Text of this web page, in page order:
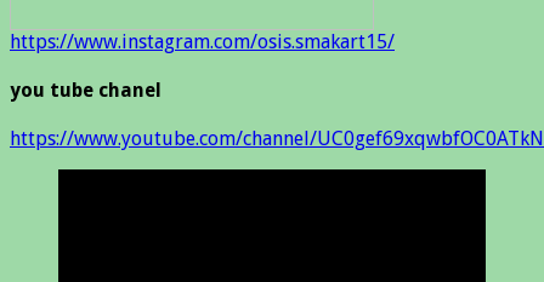
https://www.instagram.com/osis.smakart15/
you tube chanel
https://www.youtube.com/channel/